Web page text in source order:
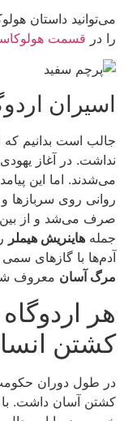
می‌توانید داستان
را در قسمت
اسیران
جالب است بدانیم که
نداشت. در آغاز
می‌شدند. اما این
روانی روی سربازها و
صرف می‌شد و از بین
جمله هاینریش هیملر
آدم‌ها با گازهای
مرگ آسان معروف
هر
کشتن
در طول دوران
کشتن آسان داشت.